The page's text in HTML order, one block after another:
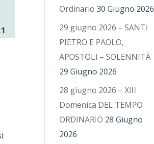
Ordinario 30 Giugno 2026
29 giugno 2026 – SANTI
PIETRO E PAOLO,
APOSTOLI – SOLENNITÀ
29 Giugno 2026
28 giugno 2026 – XIII
Domenica DEL TEMPO
ORDINARIO 28 Giugno
2026